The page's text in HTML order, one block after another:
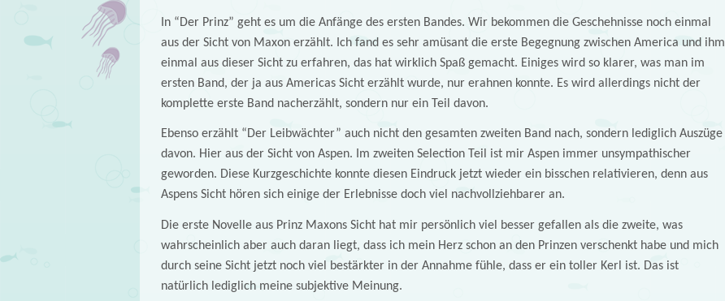
In “Der Prinz” geht es um die Anfänge des ersten Bandes. Wir bekommen die Geschehnisse noch einmal
aus der Sicht von Maxon erzählt. Ich fand es sehr amüsant die erste Begegnung zwischen America und ihm
einmal aus dieser Sicht zu erfahren, das hat wirklich Spaß gemacht. Einiges wird so klarer, was man im
ersten Band, der ja aus Americas Sicht erzählt wurde, nur erahnen konnte. Es wird allerdings nicht der
komplette erste Band nacherzählt, sondern nur ein Teil davon.
Ebenso erzählt “Der Leibwächter” auch nicht den gesamten zweiten Band nach, sondern lediglich Auszüge
davon. Hier aus der Sicht von Aspen. Im zweiten Selection Teil ist mir Aspen immer unsympathischer
geworden. Diese Kurzgeschichte konnte diesen Eindruck jetzt wieder ein bisschen relativieren, denn aus
Aspens Sicht hören sich einige der Erlebnisse doch viel nachvollziehbarer an.
Die erste Novelle aus Prinz Maxons Sicht hat mir persönlich viel besser gefallen als die zweite, was
wahrscheinlich aber auch daran liegt, dass ich mein Herz schon an den Prinzen verschenkt habe und mich
durch seine Sicht jetzt noch viel bestärkter in der Annahme fühle, dass er ein toller Kerl ist. Das ist
natürlich lediglich meine subjektive Meinung.